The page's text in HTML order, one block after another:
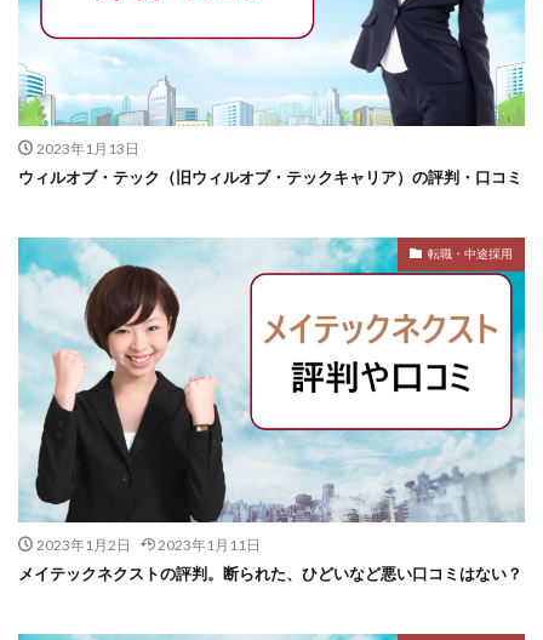
2023年1月13日
ウィルオブ・テック（旧ウィルオブ・テックキャリア）の評判・口コミ
転職・中途採用
2023年1月2日 2023年1月11日
メイテックネクストの評判。断られた、ひどいなど悪い口コミはない？